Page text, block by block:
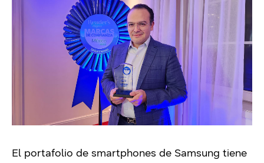
El portafolio de smartphones de Samsung tiene